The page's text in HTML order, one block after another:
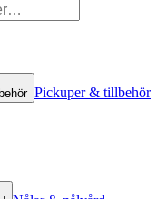
Pickuper & tillbehör